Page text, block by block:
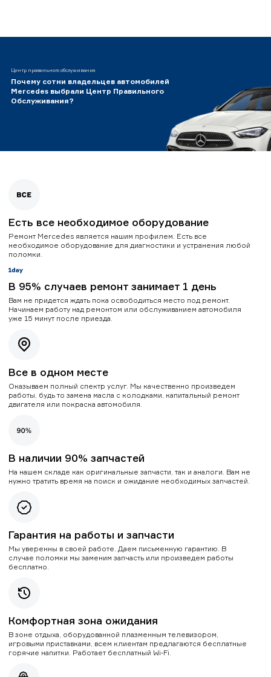
Центр правильного обслуживания
Почему сотни владельцев автомобилей
Mercedes выбрали Центр Правильного
Обслуживания?
Есть все необходимое оборудование
Ремонт Mercedes является нашим профилем. Есть все
необходимое оборудование для диагностики и устранения любой
поломки.
В 95% случаев ремонт занимает 1 день
Вам не придется ждать пока освободиться место под ремонт.
Начинаем работу над ремонтом или обслуживанием автомобиля
уже 15 минут после приезда.
Все в одном месте
Оказываем полный спектр услуг. Мы качественно произведем
работы, будь то замена масла с колодками, капитальный ремонт
двигателя или покраска автомобиля.
В наличии 90% запчастей
На нашем складе как оригинальные запчасти, так и аналоги. Вам не
нужно тратить время на поиск и ожидание необходимых запчастей.
Гарантия на работы и запчасти
Мы уверенны в своей работе. Даем письменную гарантию. В
случае поломки мы заменим запчасть или произведем работы
бесплатно.
Комфортная зона ожидания
В зоне отдыха, оборудованной плазменным телевизором,
игровыми приставками, всем клиентам предлагаются бесплатные
горячие напитки. Работает бесплатный Wi-Fi.